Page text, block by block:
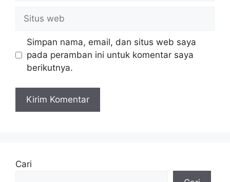
Situs
web
Simpan nama, email, dan situs web saya
pada peramban ini untuk komentar saya
berikutnya.
Cari